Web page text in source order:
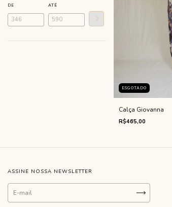
DE ATÉ
ESGOTADO
Calça Giovanna
R$465,00
ASSINE NOSSA NEWSLETTER